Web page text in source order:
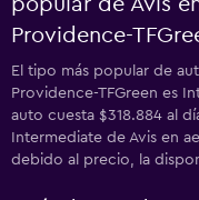
popular de Avis
Providence-
El tipo más popular de
Providence-TFGreen es
auto cuesta $318.884 al
Intermediate de Avis en
debido al precio, la